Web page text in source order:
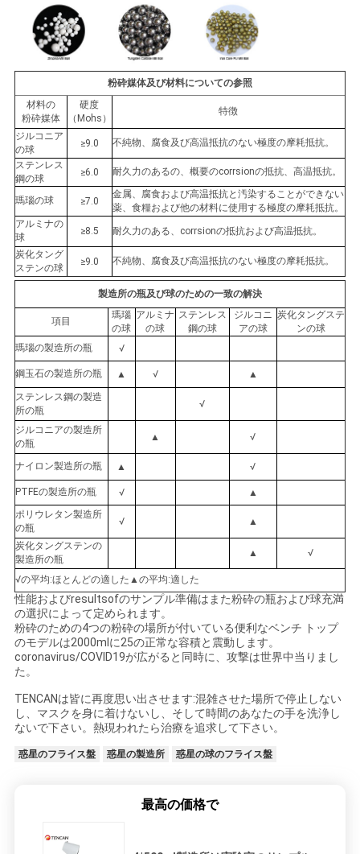
粉砕媒体及び材料についての参照
材料の
粉砕媒体
硬度
（Mohs）
特徴
ジルコニア
の球
≥9.0
不純物、腐食及び高温抵抗のない極度の摩耗抵抗。
ステンレス
鋼の球
≥6.0 耐久力のあるの、概要のcorrsionの抵抗、高温抵抗。
瑪瑙の球 ≥7.0
金属、腐食および高温抵抗と汚染することができない
薬、食糧および他の材料に使用する極度の摩耗抵抗。
アルミナの
球
≥8.5 耐久力のある、corrsionの抵抗および高温抵抗。
炭化タング
ステンの球
≥9.0 不純物、腐食及び高温抵抗のない極度の摩耗抵抗。
製造所の瓶及び球のための一致の解決
項目
瑪瑙
の球
アルミナ
の球
ステンレス
鋼の球
ジルコニ
アの球
炭化タングステ
ンの球
瑪瑙の製造所の瓶
√
鋼玉石の製造所の瓶 ▲ √
▲
ステンレス鋼の製造
所の瓶
√
ジルコニアの製造所
の瓶
▲ √
ナイロン製造所の瓶 ▲ √
PTFEの製造所の瓶 √
▲
ポリウレタン製造所
の瓶
√ ▲
炭化タングステンの
製造所の瓶
▲ √
√の平均:ほとんどの適した▲の平均:適した
性能およびresultsofのサンプル準備はまた粉砕の瓶および球充満
の選択によって定められます。
粉砕のための4つの粉砕の場所が付いている便利なベンチ トップ
のモデルは2000mlに25の正常な容積と震動します。
coronavirus/COVID19が広がると同時に、攻撃は世界中当りまし
た。
TENCANは皆に再度思い出させます:混雑させた場所で停止しない
し、マスクを身に着けないし、そして時間のあなたの手を洗浄し
ないで下さい。熱現われたら治療を追求して下さい。
惑星のフライス盤 惑星の製造所 惑星の球のフライス盤
最高の価格で